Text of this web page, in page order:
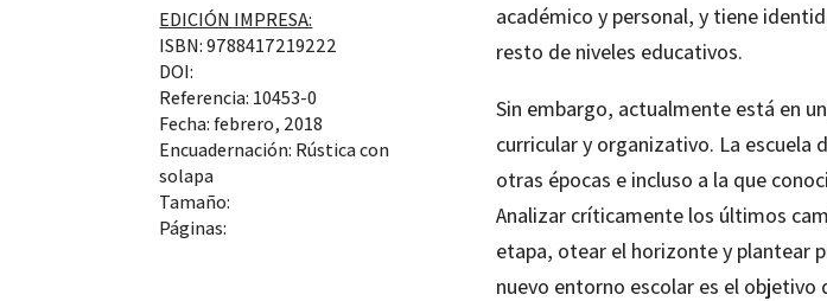
EDICIÓN IMPRESA:
ISBN: 9788417219222
DOI:
Referencia: 10453-0
Fecha: febrero, 2018
Encuadernación: Rústica con
solapa
Tamaño:
Páginas:
académico y personal, y tiene
resto de niveles educativos.
Sin embargo, actualmente está en
curricular y organizativo. La escuela
otras épocas e incluso a la que
Analizar críticamente los últimos
etapa, otear el horizonte y plantear
nuevo entorno escolar es el